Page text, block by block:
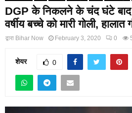
DGP के निकलने के चंद घंटे बाद
वर्षीय बच्चे को मारी गोली,
द्वारा Bihar Now February 3, 2020 0
शेयर 0